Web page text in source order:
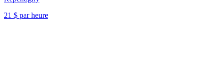
21 $ par heure